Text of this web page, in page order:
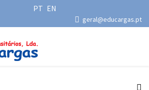
PT EN
geral@educargas.pt